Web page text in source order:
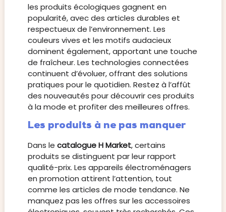
les produits écologiques gagnent en
popularité, avec des articles durables et
respectueux de l’environnement. Les
couleurs vives et les motifs audacieux
dominent également, apportant une touche
de fraîcheur. Les technologies connectées
continuent d’évoluer, offrant des solutions
pratiques pour le quotidien. Restez à l’affût
des nouveautés pour découvrir ces produits
à la mode et profiter des meilleures offres.
Les produits à ne pas manquer
Dans le catalogue H Market, certains
produits se distinguent par leur rapport
qualité-prix. Les appareils électroménagers
en promotion attirent l’attention, tout
comme les articles de mode tendance. Ne
manquez pas les offres sur les accessoires